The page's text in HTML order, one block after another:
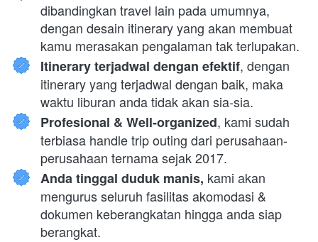
dibandingkan travel lain pada umumnya,
dengan desain itinerary yang akan membuat
kamu merasakan pengalaman tak terlupakan.
Itinerary terjadwal dengan efektif, dengan
itinerary yang terjadwal dengan baik, maka
waktu liburan anda tidak akan sia-sia.
Profesional & Well-organized, kami sudah
terbiasa handle trip outing dari perusahaan-
perusahaan ternama sejak 2017.
Anda tinggal duduk manis, kami akan
mengurus seluruh fasilitas akomodasi &
dokumen keberangkatan hingga anda siap
berangkat.